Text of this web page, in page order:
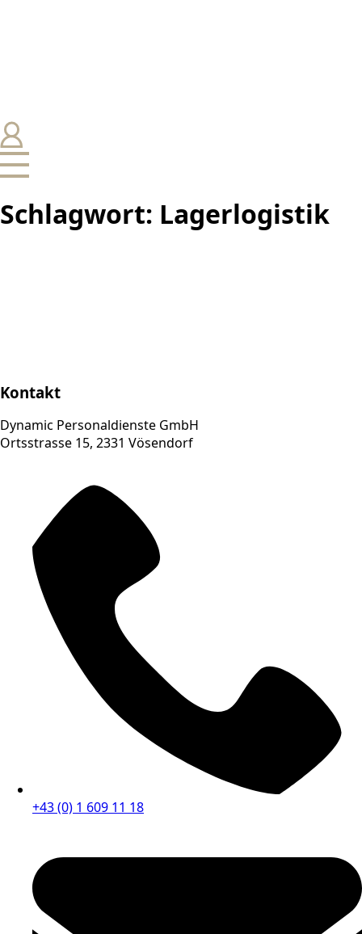
Schlagwort: Lagerlogistik
Kontakt
Dynamic Personaldienste GmbH
Ortsstrasse 15, 2331 Vösendorf
+43 (0) 1 609 11 18